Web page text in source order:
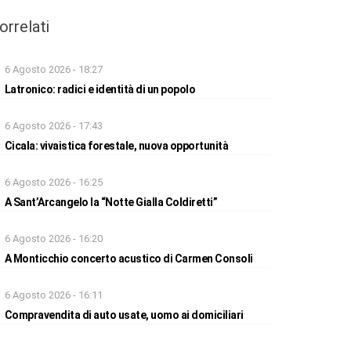
6 Agosto 2026 - 18:27
Latronico: radici e identità di un popolo
6 Agosto 2026 - 17:43
Cicala: vivaistica forestale, nuova opportunità
6 Agosto 2026 - 16:25
A Sant’Arcangelo la “Notte Gialla Coldiretti”
6 Agosto 2026 - 16:20
A Monticchio concerto acustico di Carmen Consoli
6 Agosto 2026 - 16:11
Compravendita di auto usate, uomo ai domiciliari